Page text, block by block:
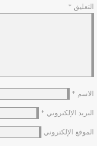
التعليق *
الاسم *
البريد الإلكتروني *
الموقع الإلكتروني